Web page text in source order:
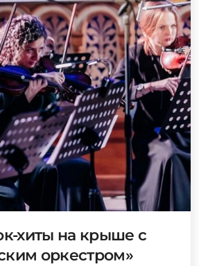
хиты на крыше с
оркестром»